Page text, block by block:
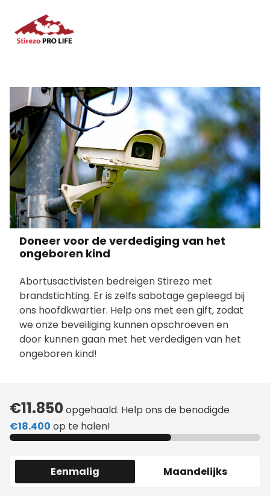
Doneer voor de verdediging van het
ongeboren kind
Abortusactivisten bedreigen Stirezo met
brandstichting. Er is zelfs sabotage gepleegd bij
ons hoofdkwartier. Help ons met een gift, zodat
we onze beveiliging kunnen opschroeven en
door kunnen gaan met het verdedigen van het
ongeboren kind!
€11.850opgehaald. Help ons de benodigde
€18.400 op te halen!
Eenmalig Maandelijks